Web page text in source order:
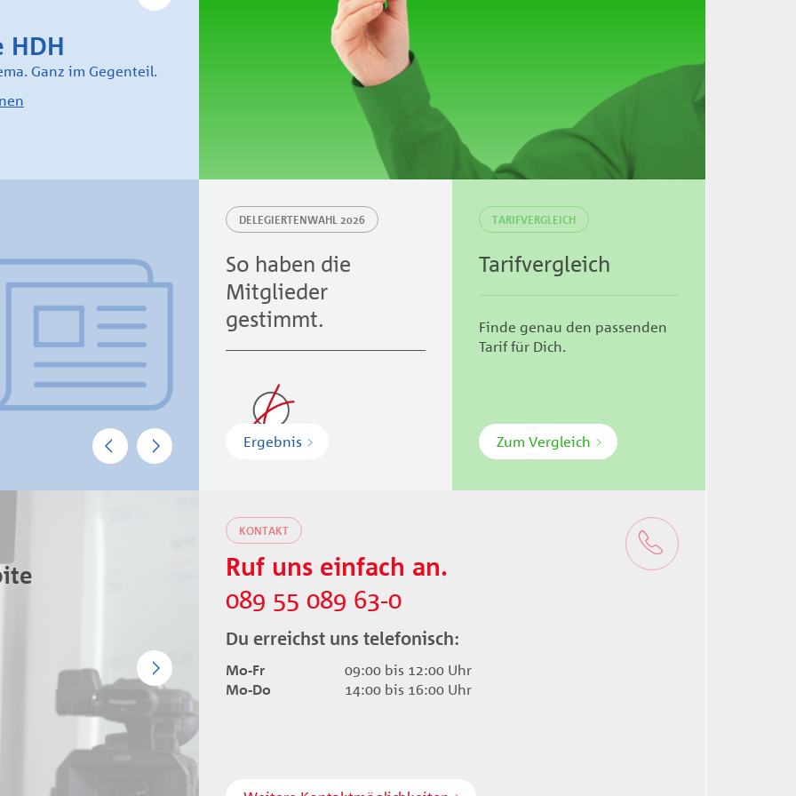
HDH
Ganz im Gegenteil.
PreviousNext
DELEGIERTENWAHL 2026
So haben die
Mitglieder
gestimmt.
Ergebnis
TARIFVERGLEICH
Tarifvergleich
Finde genau den passenden
Tarif für Dich.
Zum Vergleich
Next
KONTAKT
Ruf uns einfach an.
089 55 089 63-0
Du erreichst uns telefonisch:
Mo-Fr
09:00 bis 12:00 Uhr
Mo-Do
14:00 bis 16:00 Uhr